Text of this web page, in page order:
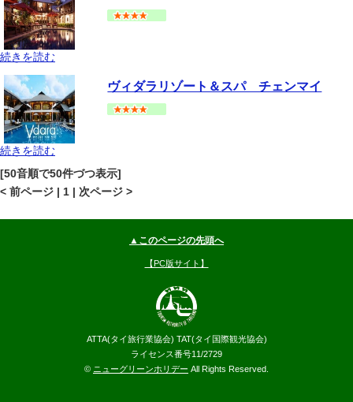
-- 円～
続きを読む
ヴィダラリゾート＆スパ チェンマイ
続きを読む
[50音順で50件づつ表示]
< 前ページ | 1 | 次ページ >
▲このページの先頭へ
【PC版サイト】
ATTA(タイ旅行業協会) TAT(タイ国際観光協会)
ライセンス番号11/2729
© ニューグリーンホリデー All Rights Reserved.